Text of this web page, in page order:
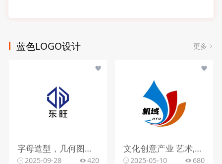
蓝色LOGO设计 更多
字母造型，几何图形，蓝色调
2025-09-28 420
文化创意产业 艺术,抽象,色彩 该logo设计以简洁而富有创意的方式呈现。图形部分由几个抽象的色块组成，蓝色、红色和橙色的渐变 色块相互交织，形成一种动感和流畅的视觉效果，仿佛是艺术创作中的笔触或流动的线条。整体造型简 洁明了，却又富有变化和层次感，展现出一种现代感和时尚感，给人留下深刻的印象。
2025-05-10 680